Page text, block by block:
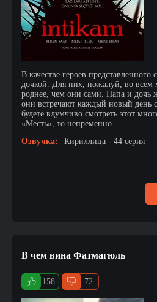
В качестве героев представленного
дочкой. Для них, пожалуй, во всем
роднее, чем они сами. Папа и дочь
они встречают каждый новый день
будете вдумчиво смотреть этот
«Месть», то непременно...
Озвучка:
Кириллица - 44 серия
В чем вина Фатмагюль
158 72